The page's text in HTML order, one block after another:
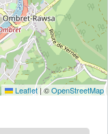
Leaflet|©OpenStreetMap